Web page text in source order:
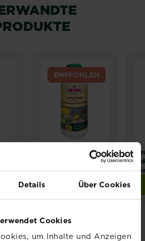
Details Über Cookies
Cookies
um Inhalte und Anzeigen
Rasen-Unkrautfrei
Naturen®
Grundstoff Acetum
Zur Händlersuche
EMPFOHLEN